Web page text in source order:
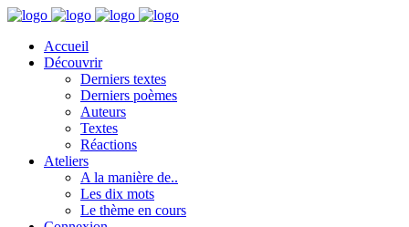
Accueil
Découvrir
Derniers textes
Derniers poèmes
Auteurs
Textes
Réactions
Ateliers
A la manière de..
Les dix mots
Le thème en cours